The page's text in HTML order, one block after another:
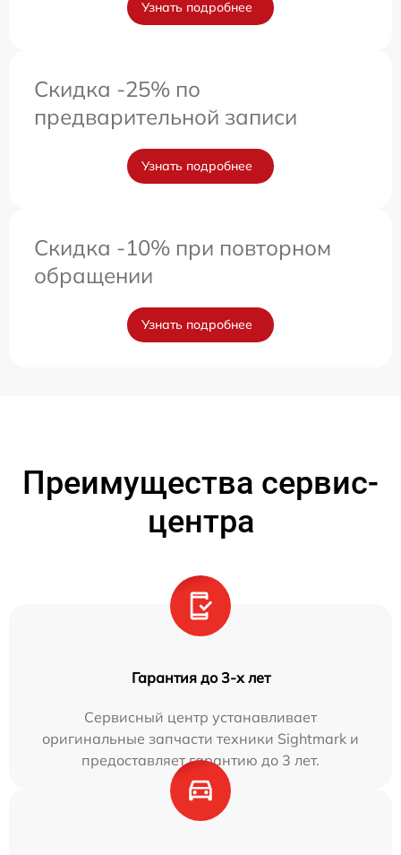
Узнать подробнее
Скидка -25% по
предварительной записи
Узнать подробнее
Скидка -10% при повторном
обращении
Узнать подробнее
Преимущества сервис-
центра
Гарантия до 3-х лет
Сервисный центр устанавливает
оригинальные запчасти техники Sightmark и
предоставляет гарантию до 3 лет.